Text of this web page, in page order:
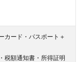
カード・パスポート＋
税額通知書・所得証明